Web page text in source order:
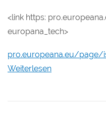
<link https:
europana_tech>
pro.europeana.eu/page/
Weiterlesen